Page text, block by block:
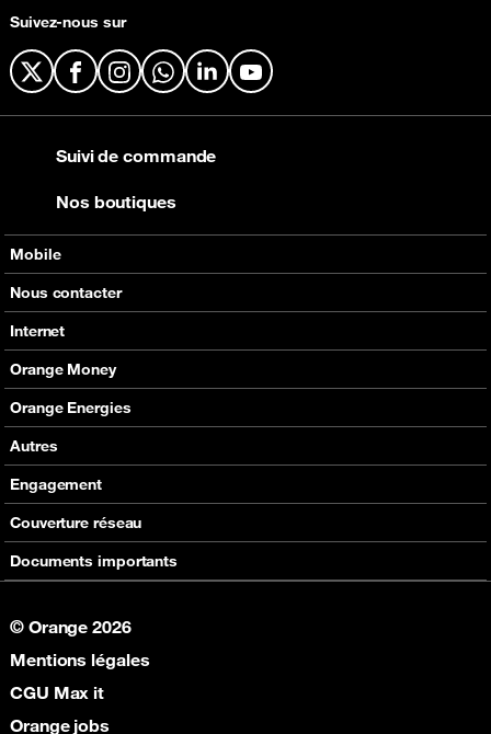
Suivez-nous sur
X FacebookInstagramWhatsApp
LinkedInYouTube
Mobile
Nos offres
Nos produits
Assistance
Nous contacter
Tous les contacts
En boutique
Internet
Nos offres
Nos produits
Assistance
Orange Money
Carte Visa Orange Money
Devenir partenaire Orange Money
Assistance
Orange Energies
Offres
Autres
SVA
Max it
Boutique
Engagement
RSE
Fondation Orange
Couverture réseau
Documents importants
Suivi de commande
Nos boutiques
© Orange 2026
Mentions légales
CGU Max it
Orange jobs